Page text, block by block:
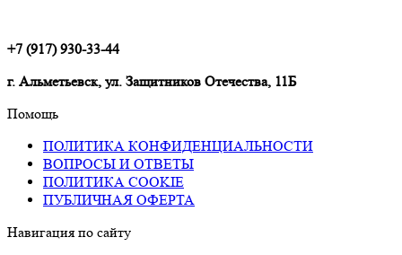
900,00 ₽.
+7 (917) 930-33-44
г. Альметьевск, ул. Защитников Отечества, 11Б
Помощь
ПОЛИТИКА КОНФИДЕНЦИАЛЬНОСТИ
ВОПРОСЫ И ОТВЕТЫ
ПОЛИТИКА COOKIE
ПУБЛИЧНАЯ ОФЕРТА
Навигация по сайту